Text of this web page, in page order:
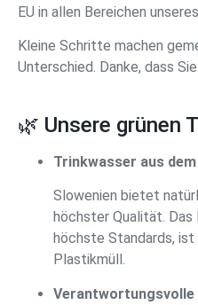
EU in allen Bereichen
Kleine Schritte machen
Unterschied. Danke, dass
🌿 Unsere grünen
Trinkwasser aus
Slowenien bietet
höchster Qualität.
höchste Standards,
Plastikmüll.
Verantwortungsvolle